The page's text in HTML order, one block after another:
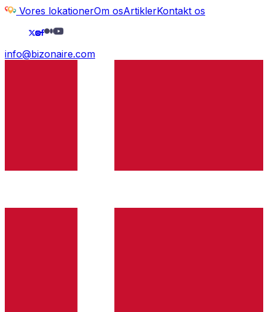
Vores lokationerOm osArtiklerKontakt os
info@bizonaire.com